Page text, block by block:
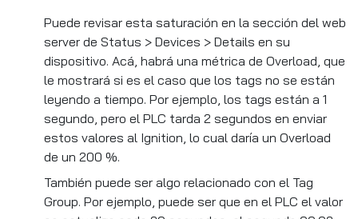
Puede revisar esta saturación en la sección del web
server de Status > Devices > Details en su
dispositivo. Acá, habrá una métrica de Overload, que
le mostrará si es el caso que los tags no se están
leyendo a tiempo. Por ejemplo, los tags están a 1
segundo, pero el PLC tarda 2 segundos en enviar
estos valores al Ignition, lo cual daría un Overload
de un 200 %.
También puede ser algo relacionado con el Tag
Group. Por ejemplo, puede ser que en el PLC el valor